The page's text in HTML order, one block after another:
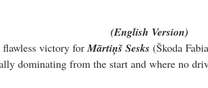
(English Version)
flawless victory for Mārtiņš Sesks (Škoda
dominating from the start and where no